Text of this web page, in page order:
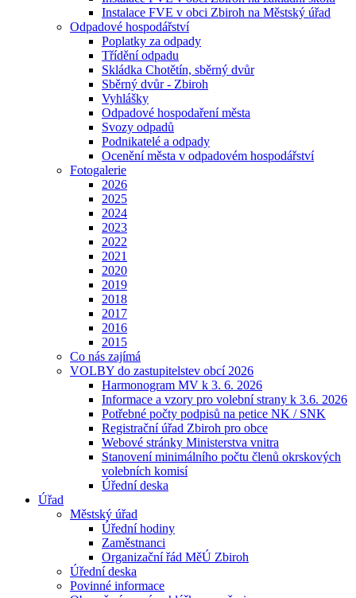
Instalace FVE v obci Zbiroh na Městský úřad
Odpadové hospodářství
Poplatky za odpady
Třídění odpadu
Skládka Chotětín, sběrný dvůr
Sběrný dvůr - Zbiroh
Vyhlášky
Odpadové hospodaření města
Svozy odpadů
Podnikatelé a odpady
Ocenění města v odpadovém hospodářství
Fotogalerie
2026
2025
2024
2023
2022
2021
2020
2019
2018
2017
2016
2015
Co nás zajímá
VOLBY do zastupitelstev obcí 2026
Harmonogram MV k 3. 6. 2026
Informace a vzory pro volební strany k 3.6. 2026
Potřebné počty podpisů na petice NK / SNK
Registrační úřad Zbiroh pro obce
Webové stránky Ministerstva vnitra
Stanovení minimálního počtu členů okrskových
volebních komisí
Úřední deska
Úřad
Městský úřad
Úřední hodiny
Zaměstnanci
Organizační řád MěÚ Zbiroh
Úřední deska
Povinné informace